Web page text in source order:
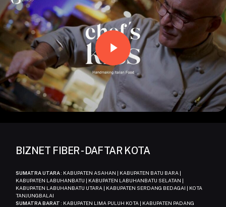
Play Video
BIZNET FIBER - DAFTAR KOTA
SUMATRA UTARA: KABUPATEN ASAHAN | KABUPATEN BATU BARA |
KABUPATEN LABUHANBATU | KABUPATEN LABUHANBATU SELATAN |
KABUPATEN LABUHANBATU UTARA | KABUPATEN SERDANG BEDAGAI | KOTA
TANJUNGBALAI
SUMATRA BARAT : KABUPATEN LIMA PULUH KOTA | KABUPATEN PADANG